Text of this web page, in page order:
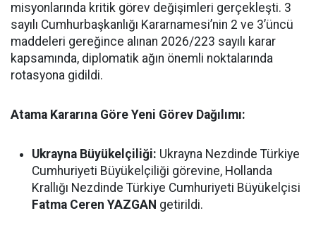
misyonlarında kritik görev değişimleri gerçekleşti. 3
sayılı Cumhurbaşkanlığı Kararnamesi’nin 2 ve 3’üncü
maddeleri gereğince alınan 2026/223 sayılı karar
kapsamında, diplomatik ağın önemli noktalarında
rotasyona gidildi.
Atama Kararına Göre Yeni Görev Dağılımı:
Ukrayna Büyükelçiliği: Ukrayna Nezdinde Türkiye
Cumhuriyeti Büyükelçiliği görevine, Hollanda
Krallığı Nezdinde Türkiye Cumhuriyeti Büyükelçisi
Fatma Ceren YAZGAN getirildi.